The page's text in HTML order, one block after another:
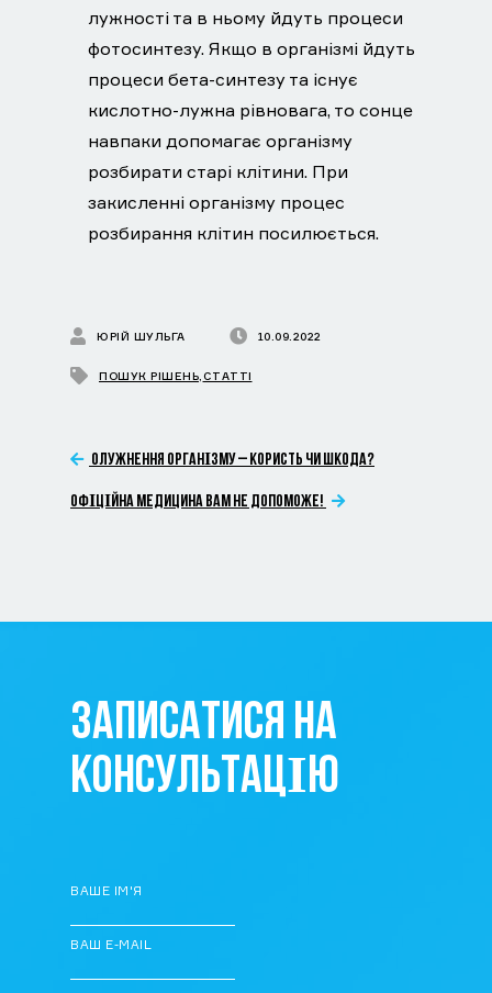
лужності та в ньому йдуть процеси
фотосинтезу. Якщо в організмі йдуть
процеси бета-синтезу та існує
кислотно-лужна рівновага, то сонце
навпаки допомагає організму
розбирати старі клітини. При
закисленні організму процес
розбирання клітин посилюється.
ЮРІЙ ШУЛЬГА 10.09.2022
ПОШУК РІШЕНЬ СТАТТІ
ОЛУЖНЕННЯ ОРГАНІЗМУ – КОРИСТЬ ЧИ ШКОДА?
ОФІЦІЙНА МЕДИЦИНА ВАМ НЕ ДОПОМОЖЕ!
ЗАПИСАТИСЯ НА
КОНСУЛЬТАЦІЮ
ВАШЕ ІМ'Я
ВАШ E-MAIL